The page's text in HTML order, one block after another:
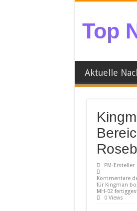
Top
Aktuelle
PM-Ersteller
Kommentare
für Kingman
MH-02
0 Views